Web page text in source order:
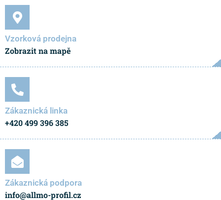
Vzorková prodejna
Zobrazit na mapě
Zákaznická linka
+420 499 396 385
Zákaznická podpora
info@allmo-profil.cz